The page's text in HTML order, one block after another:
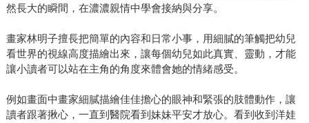
然長大的瞬間，在濃濃親情中學會接納與分享。
畫家林明子擅長把簡單的內容和日常小事，用細膩的筆觸把幼兒
看世界的視線高度描繪出來，讓每個幼兒如此真實、靈動，才能
讓小讀者可以站在主角的角度來體會她的情緒感受。
例如畫面中畫家細膩描繪佳佳擔心的眼神和緊張的肢體動作，讓
讀者跟著揪心，一直到醫院看到妹妹平安才放心。看到收到洋娃